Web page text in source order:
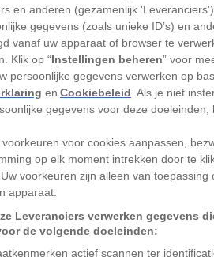
West-Australië. Hoewel het
maar enkele milliseconden
tot zijn oorsprong
van de aarde, in het
decennium honderden
is het de eerste
‘fast radio burst’ ten tijde
ervan te herleiden. Als
(FRB’s) vandaan komen,
moeten zijn om meer te
en anderen (gezamenlijk
gegevens (zoals unieke ID’s) en
vanaf uw apparaat of browser te
Klik op “Instellingen beheren” voor
persoonlijke gegevens verwerken op
enCookiebeleid . Als je niet
gegevens voor deze doeleinden,
voorkeuren voor cookies aanpassen,
op elk moment intrekken door te
voorkeuren zijn alleen van
apparaat.
Leveranciers verwerken gegevens
de volgende doeleinden:
actief scannen ter